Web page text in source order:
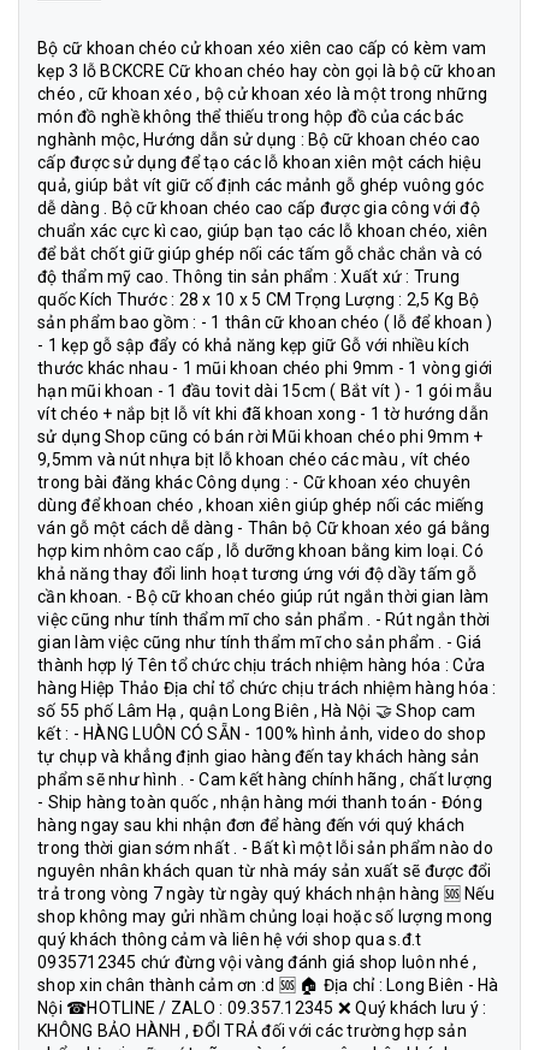
Bộ cữ khoan chéo cử khoan xéo xiên cao cấp có kèm vam
kẹp 3 lỗ BCKCRE Cữ khoan chéo hay còn gọi là bộ cữ khoan
chéo , cữ khoan xéo , bộ cử khoan xéo là một trong những
món đồ nghề không thể thiếu trong hộp đồ của các bác
nghành mộc, Hướng dẫn sử dụng : Bộ cữ khoan chéo cao
cấp được sử dụng để tạo các lỗ khoan xiên một cách hiệu
quả, giúp bắt vít giữ cố định các mảnh gỗ ghép vuông góc
dễ dàng . Bộ cữ khoan chéo cao cấp được gia công với độ
chuẩn xác cực kì cao, giúp bạn tạo các lỗ khoan chéo, xiên
để bắt chốt giữ giúp ghép nối các tấm gỗ chắc chắn và có
độ thẩm mỹ cao. Thông tin sản phẩm : Xuất xứ : Trung
quốc Kích Thước : 28 x 10 x 5 CM Trọng Lượng : 2,5 Kg Bộ
sản phẩm bao gồm : - 1 thân cữ khoan chéo ( lỗ để khoan )
- 1 kẹp gỗ sập đẩy có khả năng kẹp giữ Gỗ với nhiều kích
thước khác nhau - 1 mũi khoan chéo phi 9mm - 1 vòng giới
hạn mũi khoan - 1 đầu tovit dài 15cm ( Bắt vít ) - 1 gói mẫu
vít chéo + nắp bịt lỗ vít khi đã khoan xong - 1 tờ hướng dẫn
sử dụng Shop cũng có bán rời Mũi khoan chéo phi 9mm +
9,5mm và nút nhựa bịt lỗ khoan chéo các màu , vít chéo
trong bài đăng khác Công dụng : - Cữ khoan xéo chuyên
dùng để khoan chéo , khoan xiên giúp ghép nối các miếng
ván gỗ một cách dễ dàng - Thân bộ Cữ khoan xéo gá bằng
hợp kim nhôm cao cấp , lỗ dưỡng khoan bằng kim loại. Có
khả năng thay đổi linh hoạt tương ứng với độ dầy tấm gỗ
cần khoan. - Bộ cữ khoan chéo giúp rút ngắn thời gian làm
việc cũng như tính thẩm mĩ cho sản phẩm . - Rút ngắn thời
gian làm việc cũng như tính thẩm mĩ cho sản phẩm . - Giá
thành hợp lý Tên tổ chức chịu trách nhiệm hàng hóa : Cửa
hàng Hiệp Thảo Địa chỉ tổ chức chịu trách nhiệm hàng hóa :
số 55 phố Lâm Hạ , quận Long Biên , Hà Nội 🤝 Shop cam
kết : - HÀNG LUÔN CÓ SẴN - 100% hình ảnh, video do shop
tự chụp và khẳng định giao hàng đến tay khách hàng sản
phẩm sẽ như hình . - Cam kết hàng chính hãng , chất lượng
- Ship hàng toàn quốc , nhận hàng mới thanh toán - Đóng
hàng ngay sau khi nhận đơn để hàng đến với quý khách
trong thời gian sớm nhất . - Bất kì một lỗi sản phẩm nào do
nguyên nhân khách quan từ nhà máy sản xuất sẽ được đổi
trả trong vòng 7 ngày từ ngày quý khách nhận hàng 🆘 Nếu
shop không may gửi nhầm chủng loại hoặc số lượng mong
quý khách thông cảm và liên hệ với shop qua s.đ.t
0935712345 chứ đừng vội vàng đánh giá shop luôn nhé ,
shop xin chân thành cảm ơn :d 🆘 🏠 Địa chỉ : Long Biên - Hà
Nội ☎HOTLINE / ZALO : 09.357.12345 ❌ Quý khách lưu ý :
KHÔNG BẢO HÀNH , ĐỔI TRẢ đối với các trường hợp sản